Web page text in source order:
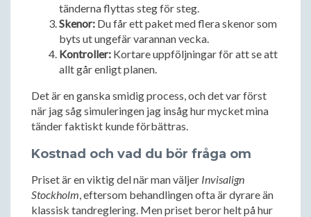
tänderna flyttas steg för steg.
Skenor: Du får ett paket med flera skenor som
byts ut ungefär varannan vecka.
Kontroller: Kortare uppföljningar för att se att
allt går enligt planen.
Det är en ganska smidig process, och det var först
när jag såg simuleringen jag insåg hur mycket mina
tänder faktiskt kunde förbättras.
Kostnad och vad du bör fråga om
Priset är en viktig del när man väljer Invisalign
Stockholm , eftersom behandlingen ofta är dyrare än
klassisk tandreglering. Men priset beror helt på hur